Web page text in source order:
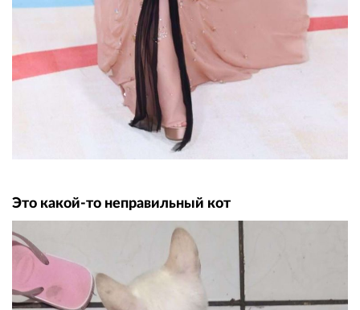
Это какой-то неправильный кот